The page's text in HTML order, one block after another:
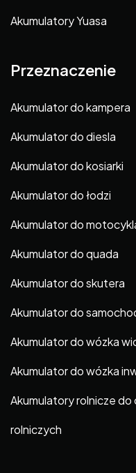
Akumulatory Yuasa
Przeznaczenie
Akumulator do kampera
Akumulator do diesla
Akumulator do kosiarki
Akumulator do łodzi
Akumulator do
Akumulator do quada
Akumulator do skutera
Akumulator do
Akumulator do wózka
Akumulator do wózka
Akumulatory rolnicze do
rolniczych